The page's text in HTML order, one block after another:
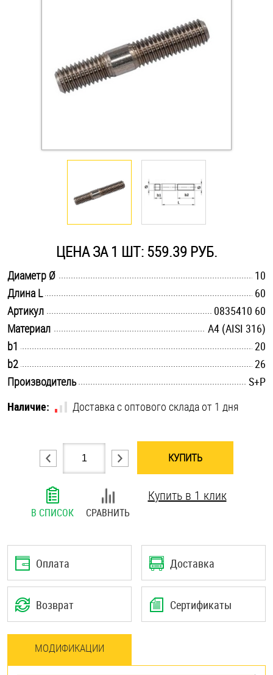
Инструмент
Крюки, кольца с метрической резьбой
Стопорные кольца
Такелаж
Хомуты
Шайбы
Шпильки
Штифты и пальцы
ЦЕНА ЗА 1 ШТ: 559.39 РУБ.
Диаметр Ø
10
Длина L
60
Артикул
0835410 60
Материал
A4 (AISI 316)
b1
20
b2
26
Производитель
S+P
Наличие:
Доставка с оптового склада от 1 дня
КУПИТЬ
В СПИСОК СРАВНИТЬ
Купить в 1 клик
Оплата Доставка
Возврат Сертификаты
МОДИФИКАЦИИ